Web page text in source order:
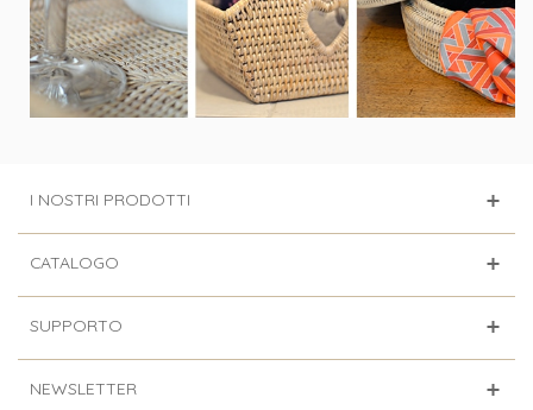
I NOSTRI PRODOTTI
CATALOGO
SUPPORTO
NEWSLETTER